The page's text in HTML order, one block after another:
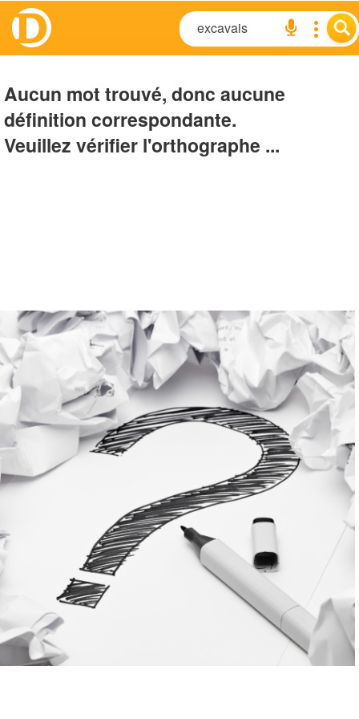
Aucun mot trouvé, donc aucune
définition correspondante.
Veuillez vérifier l'orthographe ...